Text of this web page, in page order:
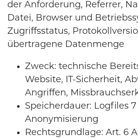
der Anforderung, Referrer,
Datei, Browser und
Zugriffsstatus,
übertragene Datenmenge
Zweck: technische
Website, IT-Sicherheit,
Angriffen,
Speicherdauer: Logfiles
Anonymisierung
Rechtsgrundlage: Art. 6